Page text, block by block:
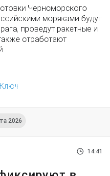
Черноморского
моряками будут
проведут ракетные и
отработают
2026
14:41